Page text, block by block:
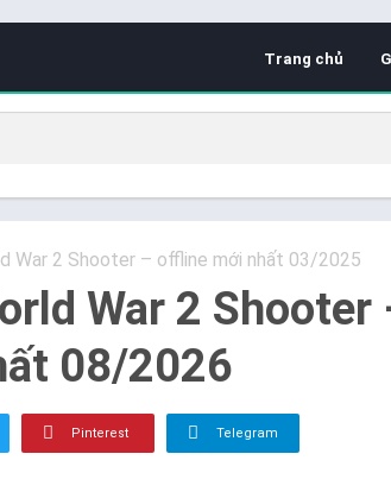
Trang chủ
War 2 Shooter – offline mới nhất 03/2025
War 2 Shooter
08/2026
Pinterest Telegram